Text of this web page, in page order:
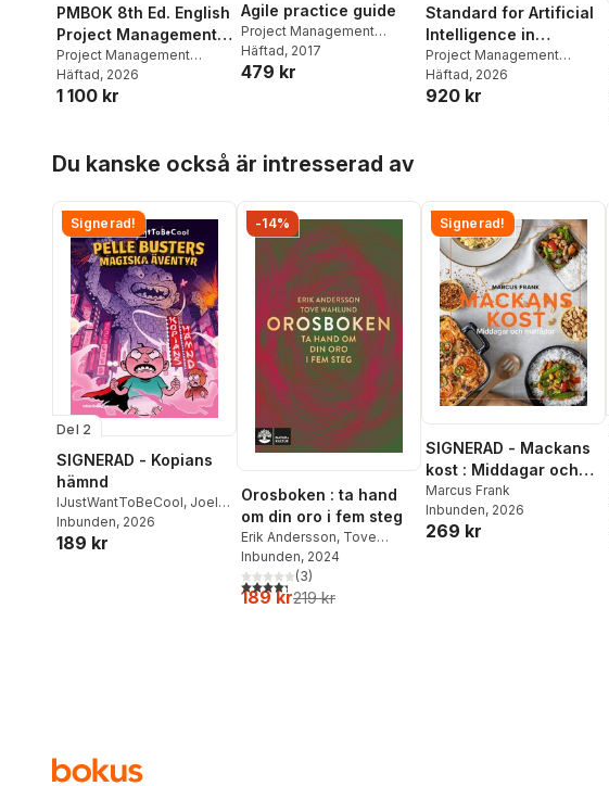
PMBOK 8th Ed. English
Project Management
Body of Knowledge
Guide
Project Management
Institute
Häftad, 2026
1 100 kr
Agile practice guide
Project Management
Institute
Häftad, 2017
479 kr
Standard for Artificial
Intelligence in
Portfolio, Program,
and Project
Management
Project Management
Institute
Häftad, 2026
920 kr
Du kanske också är intresserad av
Signerad!
Del 2
SIGNERAD - Kopians
hämnd
IJustWantToBeCool, Joel
Adolphson,Emil Ejdemo
Beer ,Victor Beer
Inbunden, 2026
189 kr
-14%
Orosboken : ta hand
om din oro i fem steg
Erik Andersson, Tove
Wahlund
Inbunden, 2024
4,3utav 5 stjärnor. Totalt antal röster:
(3)
189 kr219 kr
Signerad!
SIGNERAD - Mackans
kost : Middagar och
matlådor
Marcus Frank
Inbunden, 2026
269 kr